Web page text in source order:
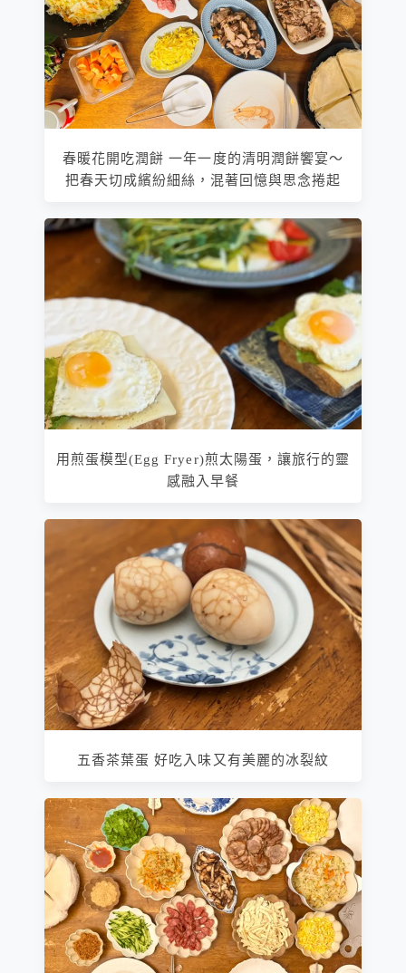
春暖花開吃潤餅 一年一度的清明潤餅饗宴～
把春天切成繽紛細絲，混著回憶與思念捲起
用煎蛋模型(Egg Fryer)煎太陽蛋，讓旅行的靈
感融入早餐
五香茶葉蛋 好吃入味又有美麗的冰裂紋